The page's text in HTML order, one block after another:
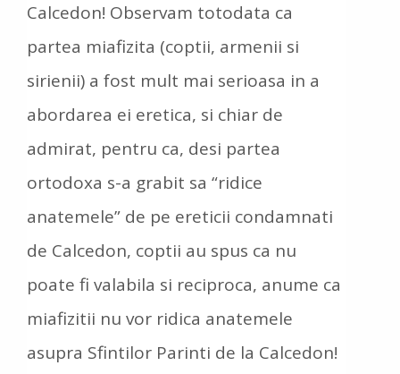
Calcedon! Observam totodata ca
partea miafizita (coptii, armenii si
sirienii) a fost mult mai serioasa in a
abordarea ei eretica, si chiar de
admirat, pentru ca, desi partea
ortodoxa s-a grabit sa “ridice
anatemele” de pe ereticii condamnati
de Calcedon, coptii au spus ca nu
poate fi valabila si reciproca, anume ca
miafizitii nu vor ridica anatemele
asupra Sfintilor Parinti de la Calcedon!